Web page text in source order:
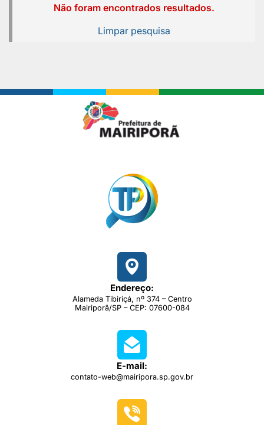
Não foram encontrados resultados.
Limpar pesquisa
Endereço:
Alameda Tibiriçá, nº 374 – Centro
Mairiporã/SP – CEP: 07600-084
E-mail:
contato-web@mairipora.sp.gov.br